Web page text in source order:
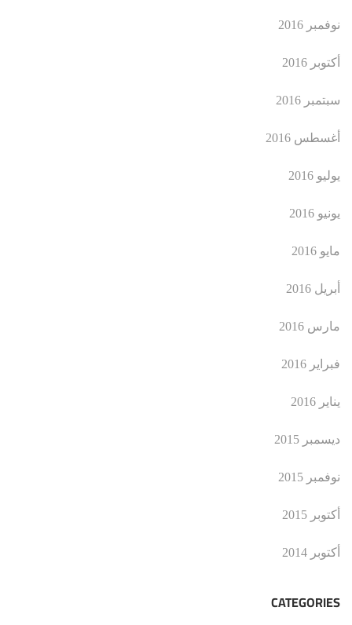
نوفمبر 2016
أكتوبر 2016
سبتمبر 2016
أغسطس 2016
يوليو 2016
يونيو 2016
مايو 2016
أبريل 2016
مارس 2016
فبراير 2016
يناير 2016
ديسمبر 2015
نوفمبر 2015
أكتوبر 2015
أكتوبر 2014
CATEGORIES